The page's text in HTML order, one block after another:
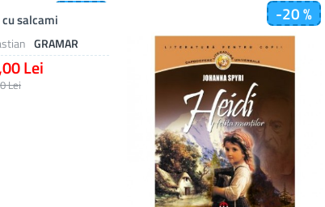
GRAMAR
salcami
Lei
Lei
-20 %